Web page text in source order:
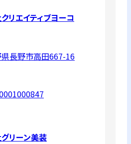
リエイティブヨーコ
長野市高田667-16
リーン美装